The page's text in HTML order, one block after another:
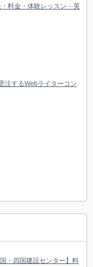
料金・体験レッスン・英
注するWebライターコン
・四国建設センター】料